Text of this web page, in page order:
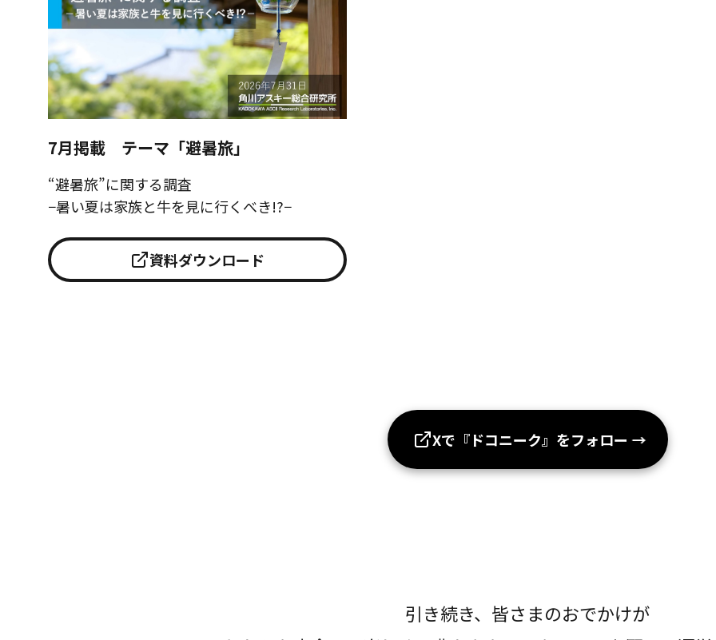
7月掲載 テーマ「避暑旅」
“避暑旅”に関する調査
−暑い夏は家族と牛を見に行くべき!?−
資料ダウンロード
Xで『ドコニーク』をフォロー →
引き続き、皆さまのおでかけが